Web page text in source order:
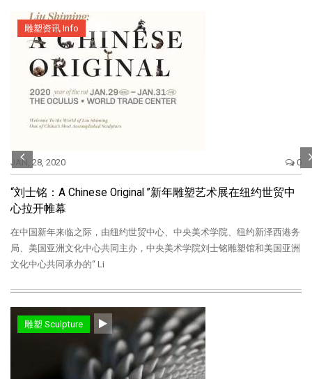
雕塑资讯 Info
JAN, 28, 2020 0
“刘士铭：A Chinese Original ”新年雕塑艺术展在纽约世贸中
心拉开帷幕
在中国新年来临之际，由纽约世贸中心、中央美术学院、纽约新泽西港务
局、美国亚洲文化中心共同主办，中央美术学院刘士铭雕塑馆和美国亚洲
文化中心共同承办的“ Li
雕塑 Sculpture